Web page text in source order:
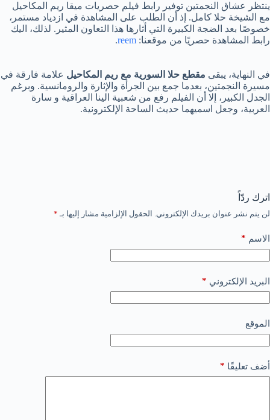
ينتظر عشاق النجمتين توفير رابط فيلم حصريات ميقا ريم المكاحيل
مع الشيخة حلا كامل. إذ أن الطلب على المشاهدة في ازدياد مستمر،
خصوصًا بعد الضجة الكبيرة التي أثارها هذا التعاون المثير. لذلك، اليك
رابط المشاهدة حصريًا من موقعنا: reem
.
في النهاية، يبقى مقطع حلا السورية مع ريم المكاحيل علامة فارقة في
مسيرة النجمتين، بعدما جمع بين الجرأة والإثارة والرومانسية. وبرغم
الجدل الكبير، إلا أن الفيلم رفع من شعبية الينا العراقية و سارة
العربية، وجعل اسميهما حديث الساحة الإلكترونية.
اترك ردّاً
لن يتم نشر عنوان بريدك الإلكتروني. الحقول الإلزامية مشار إليها بـ *
الاسم *
البريد الإلكتروني *
الموقع
أضف تعليقًا *